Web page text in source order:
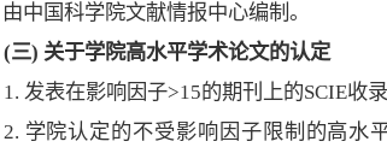
中国科学院文献情报中心编制。
(三) 关于学院高水平学术论文的认定
1. 发表在影响因子>15的期刊上的SCIE收
2. 学院认定的不受影响因子限制的高水